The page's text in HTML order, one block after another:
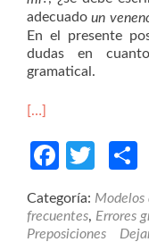
adecuadoun
En el presente
dudas en
gramatical.
[…]
Categoría: Modelos
frecuentes, Errores
Preposiciones